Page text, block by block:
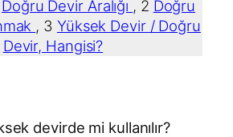
Doğru Devir Aralığı , 2 Doğru
, 3 Yüksek Devir / Doğru
Devir, Hangisi?
devirde mi kullanılır?